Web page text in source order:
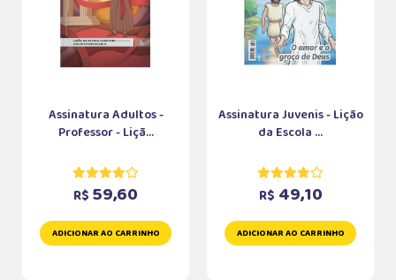
Assinatura Adultos -
Professor - Liçã...
R$ 59,60
ADICIONAR AO CARRINHO
Assinatura Juvenis - Lição
da Escola ...
R$ 49,10
ADICIONAR AO CARRINHO